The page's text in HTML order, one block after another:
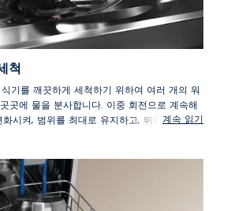
척
기를 깨끗하게 세척하기 위하여 여러 개의 워
곳에 물을 분사합니다. 이중 회전으로 계속해
시켜, 범위를 최대로 유지하고, 뛰어난 세척
과 비교
계속 읽기